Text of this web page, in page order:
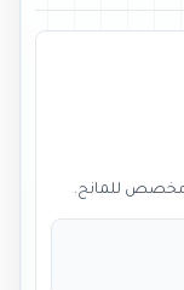
مخصص للمانح.